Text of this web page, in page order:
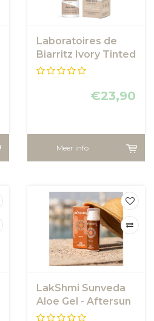
Laboratoires de
Biarritz Ivory Tinted
Face sunscreen
€23,90
Meer info
LakShmi Sunveda
Aloe Gel - Aftersun
van LakShmi